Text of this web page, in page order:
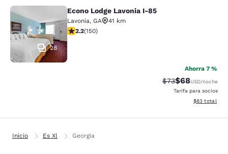
Econo Lodge Lavonia I-85
28
Econo Lodge Lavonia I-85
Lavonia, GA
41 km
calificación de 2.21 estrellas. Feria. 150 reseñas
2.2(150)
Ahorra 7 %
Precio tachado:
$73Precio con
$68USD/noche
Tarifa para socios
Ver detalles
$83 total
Inicio Es Xl Georgia